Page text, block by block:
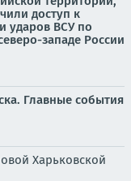
доступ к
ударов ВСУ по
западе России
Главные события
Харьковской